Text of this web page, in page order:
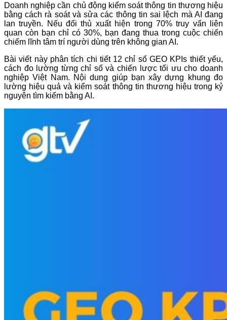
Doanh nghiệp cần chủ động kiểm soát thông tin thương hiệu
bằng cách rà soát và sửa các thông tin sai lệch mà AI đang
lan truyền. Nếu đối thủ xuất hiện trong 70% truy vấn liên
quan còn bạn chỉ có 30%, bạn đang thua trong cuộc chiến
chiếm lĩnh tâm trí người dùng trên không gian AI.
Bài viết này phân tích chi tiết 12 chỉ số GEO KPIs thiết yếu,
cách đo lường từng chỉ số và chiến lược tối ưu cho doanh
nghiệp Việt Nam. Nội dung giúp bạn xây dựng khung đo
lường hiệu quả và kiểm soát thông tin thương hiệu trong kỷ
nguyên tìm kiếm bằng AI.